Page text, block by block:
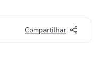
Compartilhar